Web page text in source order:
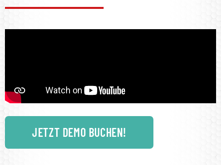
JETZT DEMO BUCHEN!